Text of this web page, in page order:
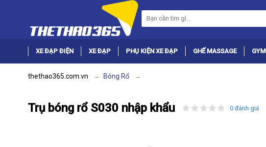
XE ĐẠP ĐIỆN XE ĐẠP PHỤ KIỆN XE ĐẠP GHẾ MASSAGE GYM
thethao365.com.vn Bóng Rổ
Trụ bóng rổ S030 nhập khẩu 0 đánh giá